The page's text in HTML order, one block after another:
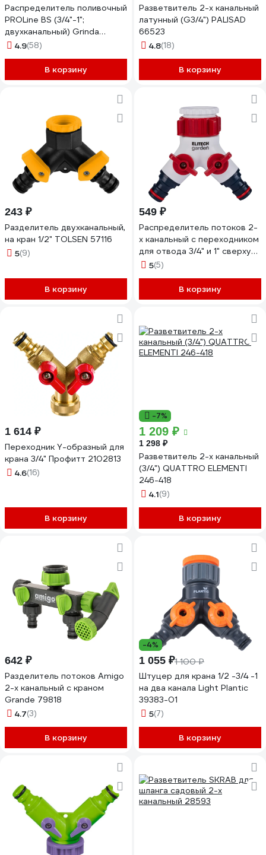
Распределитель поливочный
PROLine BS (3/4"-1";
двухканальный) Grinda
426112_z01
4.9(58)
В корзину
Разветвитель 2-х канальный
латунный (G3/4") PALISAD
66523
4.8(18)
В корзину
243 ₽
Разделитель двухканальный,
на кран 1/2" TOLSEN 57116
5(9)
В корзину
549 ₽
Распределитель потоков 2-
х канальный с переходником
для отвода 3/4" и 1" сверху
HF 005 Garden Elitech
5(5)
В корзину
1 614 ₽
Переходник Y-образный для
крана 3/4" Профитт 2102813
4.6(16)
В корзину
-7%
1 209 ₽
1 298 ₽
Разветвитель 2-х канальный
(3/4") QUATTRO ELEMENTI
246-418
4.1(9)
В корзину
642 ₽
Разделитель потоков Amigo
2-х канальный с краном
Grande 79818
4.7(3)
В корзину
-4%
1 055 ₽1 100 ₽
Штуцер для крана 1/2 -3/4 -1
на два канала Light Plantic
39383-01
5(7)
В корзину